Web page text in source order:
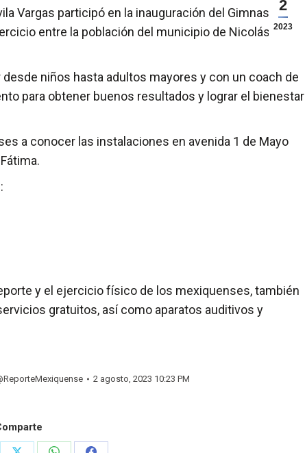
2
2023
Vargas participó en la inauguración del Gimnasio
entre la población del municipio de Nicolás
niños hasta adultos mayores y con un coach de
para obtener buenos resultados y lograr el bienestar
a conocer las instalaciones en avenida 1 de Mayo
y el ejercicio físico de los mexiquenses, también
gratuitos, así como aparatos auditivos y
2 agosto, 2023 10:23 PM